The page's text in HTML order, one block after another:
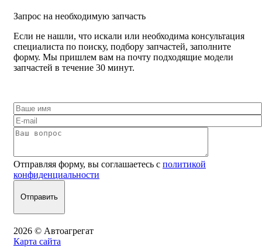
Запрос на необходимую запчасть
Если не нашли, что искали или необходима консультация
специалиста по поиску, подбору запчастей, заполните
форму. Мы пришлем вам на почту подходящие модели
запчастей в течение 30 минут.
Отправляя форму, вы соглашаетесь с политикой
конфиденциальности
2026 © Автоагрегат
Карта сайта